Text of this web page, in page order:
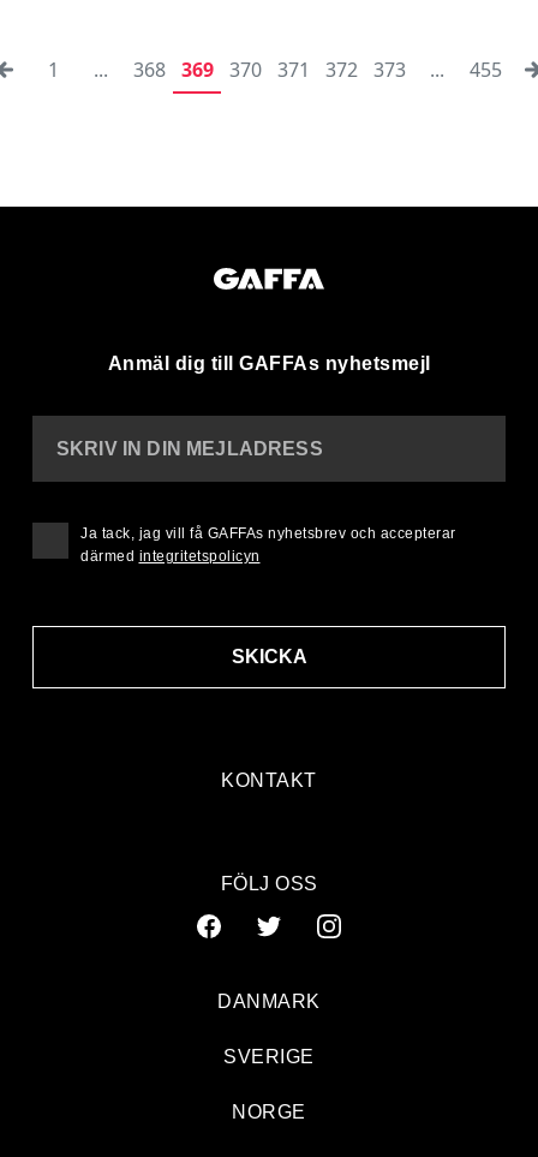
1 ... 368 369 370 371 372 373 ... 455
Anmäl dig till GAFFAs nyhetsmejl
KONTAKT
SKRIV IN DIN MEJLADRESS
SKICKA
Ja tack, jag vill få GAFFAs nyhetsbrev och accepterar
därmed integritetspolicyn
FÖLJ OSS
DANMARK
SVERIGE
NORGE